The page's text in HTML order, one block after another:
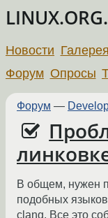
Новости Галерея
Форум Опросы
Форум —
В общем, нужен
подобных
clang. Все это